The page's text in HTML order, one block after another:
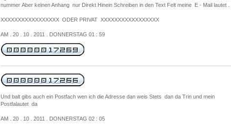
nummer Aber keinen Anhang nur Direkt Hinein Schreiben in den Text Felt meine E - Mail lautet .
XXXXXXXXXXXXXXXXX ODER PRIVAT XXXXXXXXXXXXXXXXX
AM . 20 . 10 . 2011 . DONNERSTAG 01 : 59
Und balt gibs auch ein Postfach wen ich die Adresse dan weis Stets dan da Trin und mein
Postfalautet da
AM . 20 . 10 . 2011 . DONNERSTAG 02 : 05